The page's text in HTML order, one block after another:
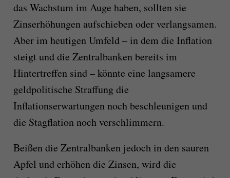
das Wachstum im Auge haben, sollten sie
Zinserhöhungen aufschieben oder verlangsamen.
Aber im heutigen Umfeld – in dem die Inflation
steigt und die Zentralbanken bereits im
Hintertreffen sind – könnte eine langsamere
geldpolitische Straffung die
Inflationserwartungen noch beschleunigen und
die Stagflation noch verschlimmern.
Beißen die Zentralbanken jedoch in den sauren
Apfel und erhöhen die Zinsen, wird die